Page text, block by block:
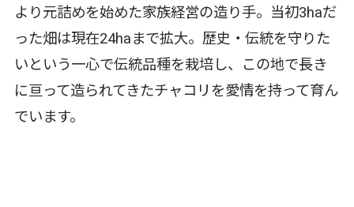
より元詰めを始めた家族経営の造り手。当初3haだ
った畑は現在24haまで拡大。歴史・伝統を守りた
いという一心で伝統品種を栽培し、この地で長き
に亘って造られてきたチャコリを愛情を持って育ん
でいます。